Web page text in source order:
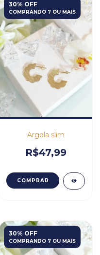
30% OFF
COMPRANDO 7 OU MAIS
Argola slim
R$47,99
COMPRAR
30% OFF
COMPRANDO 7 OU MAIS